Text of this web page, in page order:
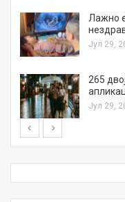
Лажно
Јул 29,
265
Јул 29,